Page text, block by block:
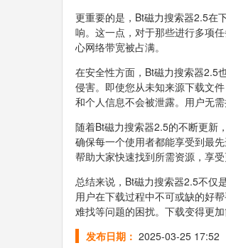
更重要的是，Bt磁力搜索器2.5在
响。这一点，对于那些进行多项
心网络带宽被占满。
在安全性方面，Bt磁力搜索器2.5
侵害。即使您从未知来源下载文
和个人信息不会被泄露。用户无
随着Bt磁力搜索器2.5的不断更新
确保每一个使用者都能享受到最
帮助大家快速找到所需资源，享受
总结来说，Bt磁力搜索器2.5不仅
用户在下载过程中不可或缺的好
难找等问题的困扰。下载变得更
发布日期： 2025-03-25 17:52